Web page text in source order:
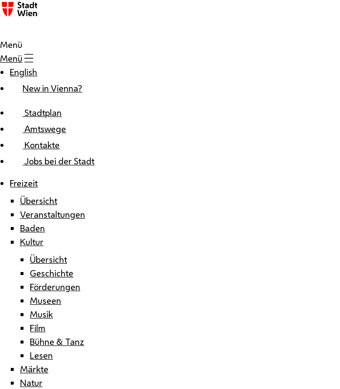
Zum Inhalt
Menü
Menü
English
New in Vienna?
Stadtplan
Amtswege
Kontakte
Jobs bei der Stadt
Freizeit
Übersicht
Veranstaltungen
Baden
Kultur
Übersicht
Geschichte
Förderungen
Museen
Musik
Film
Bühne & Tanz
Lesen
Märkte
Natur